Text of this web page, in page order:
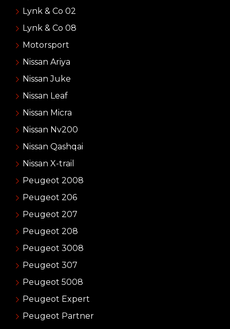
Lynk & Co 02
Lynk & Co 08
Motorsport
Nissan Ariya
Nissan Juke
Nissan Leaf
Nissan Micra
Nissan Nv200
Nissan Qashqai
Nissan X-trail
Peugeot 2008
Peugeot 206
Peugeot 207
Peugeot 208
Peugeot 3008
Peugeot 307
Peugeot 5008
Peugeot Expert
Peugeot Partner